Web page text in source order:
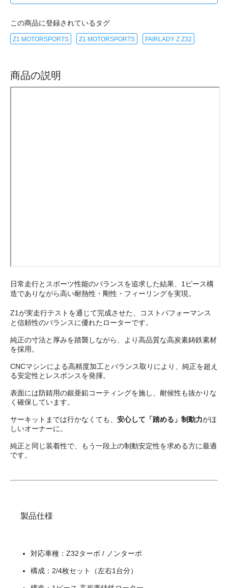
この商品に登録されているタグ
Z1 MOTORSPORTS Z1 MOTORSPORTS FAIRLADY Z Z32
商品の説明
日常走行とスポーツ性能のバランスを追求した結果、1ピース構
造でありながら高い耐熱性・剛性・フィーリングを実現。
Z1が実走行テストを通じて完成させた、コストパフォーマンス
と信頼性のバランスに優れたローターです。
純正の寸法と厚みを踏襲しながら、より高品質な高炭素鋳鉄素材
を採用。
CNCマシンによる高精度加工とバランス取りにより、純正を超え
る安定性とレスポンスを発揮。
表面には防錆用の銀亜鉛コーティングを施し、耐候性も抜かりな
く確保しています。
サーキットまでは行かなくても、 安心して「踏める」制動力がほ
しいオーナーに。
純正と同じ装着性で、もう一段上の制動安定性を求める方に最適
です。
製品仕様
対応車種：Z32ターボ / ノンターボ
構成：2/4枚セット（左右1台分）